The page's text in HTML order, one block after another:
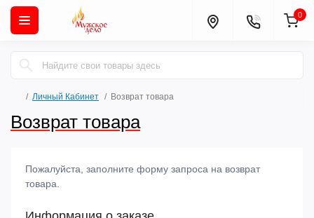
0
Личный Кабинет Возврат товара
Возврат товара
Пожалуйста, заполните форму запроса на возврат
товара.